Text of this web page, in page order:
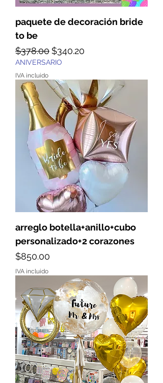
paquete de decoración bride
to be
Precio
$378.00Precio de oferta
$340.20
ANIVERSARIO
IVA incluido
arreglo botella+anillo+cubo
personalizado+2 corazones
Precio
$850.00
IVA incluido